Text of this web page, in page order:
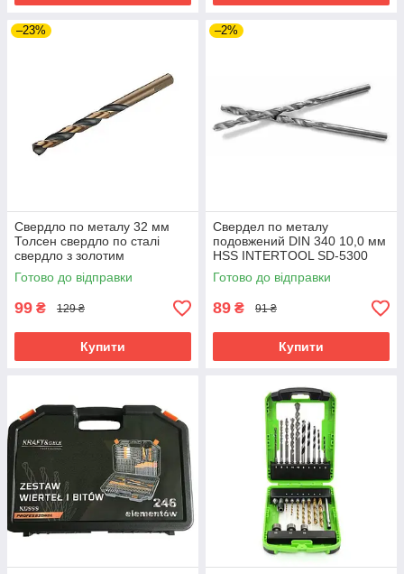
–23%
Свердло по металу 32 мм
Толсен свердло по сталі
свердло з золотим
хвостовиком
Готово до відправки
99 ₴ 129 ₴
Купити
–2%
Свердел по металу
подовжений DIN 340 10,0 мм
HSS INTERTOOL SD-5300
Готово до відправки
89 ₴ 91 ₴
Купити